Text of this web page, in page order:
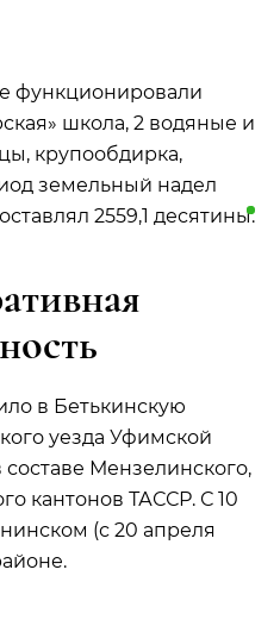
функционировали
школа, 2 водяные и
крупообдирка,
земельный надел
2559,1 десятины.
в Бетькинскую
уезда Уфимской
составе Мензелинского,
кантонов ТАССР. С 10
(с 20 апреля